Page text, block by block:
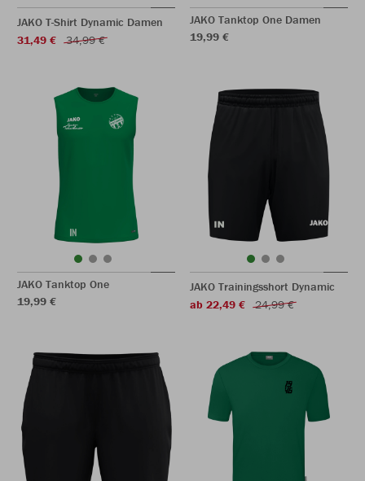
JAKO T-Shirt Dynamic Damen
31,49 €
34,99 €
JAKO Tanktop One Damen
19,99 €
JAKO Tanktop One
19,99 €
JAKO Trainingsshort Dynamic
ab 22,49 €
24,99 €